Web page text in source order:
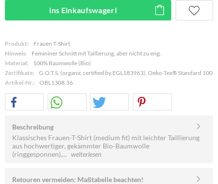
ins Einkaufswagerl
Produkt:
Frauen T-Shirt
Hinweis:
Femininer Schnitt mit Taillierung, aber nicht zu eng.
Material:
100% Baumwolle (Bio)
Zertifikate:
G.O.T.S. (organic certified by EGL183963), Oeko-Tex® Standard 100
Artikel-Nr.:
OBL1308.36
Beschreibung
Klassisches Frauen-T-Shirt (medium fit) mit leichter Taillierung
aus hochwertiger, gekämmter Bio-Baumwolle
(ringgesponnen),... weiterlesen
Retouren vermeiden: Maßtabelle beachten!